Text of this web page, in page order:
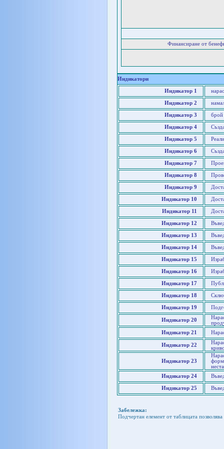
Финансиране от
Индикатори
Индикатор 1
Индикатор 2
Индикатор 3 брой
Индикатор 4
Индикатор 5
Индикатор 6
Индикатор 7
Индикатор 8
Индикатор 9
Индикатор 10
Индикатор 11
Индикатор 12
Индикатор 13
Индикатор 14
Индикатор 15
Индикатор 16
Индикатор 17
Индикатор 18
Индикатор 19
Индикатор 20
Индикатор 21
Индикатор 22
Индикатор 23
Индикатор 24
Индикатор 25
Забележка:
Подчертан елемент от таблицата